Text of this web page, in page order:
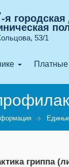
-я городская
53/1
Платные
гриппа